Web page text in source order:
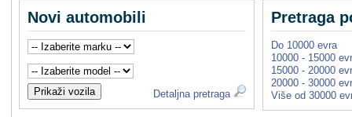
Novi automobili
Prikaži vozila Detaljna pretraga
Pretraga
Do 10000 evra
10000 - 15000
15000 - 20000
20000 - 30000
Više od 30000